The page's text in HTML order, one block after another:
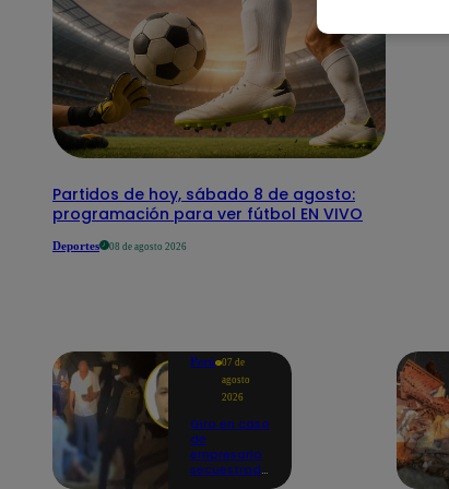
Partidos de hoy, sábado 8 de agosto:
programación para ver fútbol EN VIVO
Deportes 08 de agosto 2026
Perú 07 de
agosto
2026
Giro en caso
de
empresario
secuestrado